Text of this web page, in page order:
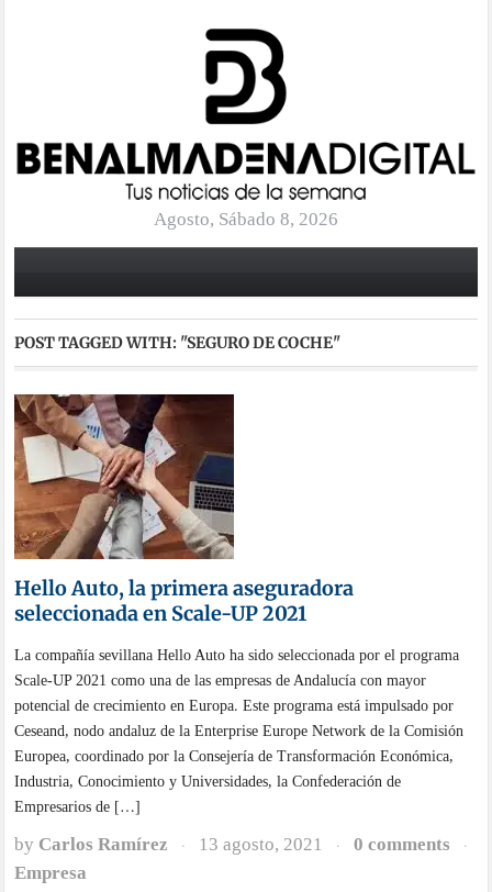
Agosto, Sábado 8, 2026
POST TAGGED WITH: "SEGURO DE COCHE"
Hello Auto, la primera aseguradora
seleccionada en Scale-UP 2021
La compañía sevillana Hello Auto ha sido seleccionada por el programa
Scale-UP 2021 como una de las empresas de Andalucía con mayor
potencial de crecimiento en Europa. Este programa está impulsado por
Ceseand, nodo andaluz de la Enterprise Europe Network de la Comisión
Europea, coordinado por la Consejería de Transformación Económica,
Industria, Conocimiento y Universidades, la Confederación de
Empresarios de […]
by Carlos Ramírez · 13 agosto, 2021 · 0 comments ·
Empresa